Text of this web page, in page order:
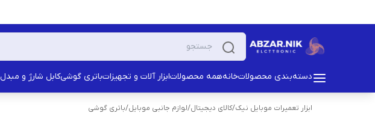
دسته‌بندی محصولاتخانههمه محصولاتابزار آلات و تجهیزاتباتری گوشیکابل شارژ و مبدل
ابزار تعمیرات موبایل نیک/کالای دیجیتال/لوازم جانبی موبایل/باتری گوشی